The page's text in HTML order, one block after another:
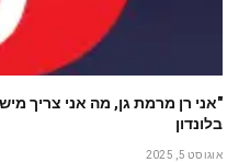
"אני רן מרמת גן, מה אני צריך
בלונדון
אוגוסט 5, 2025